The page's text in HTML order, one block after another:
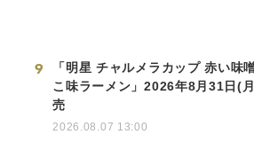
9
「明星 チャルメラカップ 赤い味
こ味ラーメン」2026年8月31日(
売
2026.08.07 13:00